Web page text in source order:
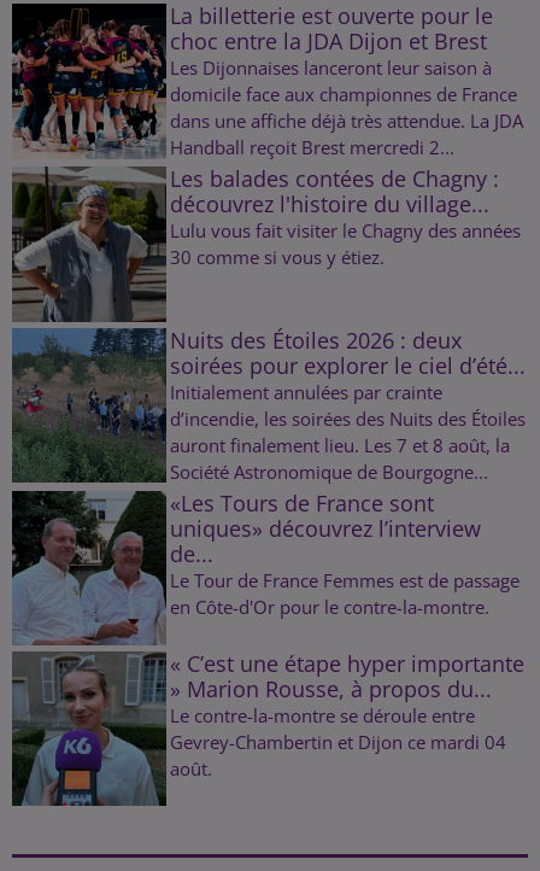
La billetterie est ouverte pour le
choc entre la JDA Dijon et Brest
Les Dijonnaises lanceront leur saison à
domicile face aux championnes de France
dans une affiche déjà très attendue. La JDA
Handball reçoit Brest mercredi 2...
Les balades contées de Chagny :
découvrez l'histoire du village...
Lulu vous fait visiter le Chagny des années
30 comme si vous y étiez.
Nuits des Étoiles 2026 : deux
soirées pour explorer le ciel d’été...
Initialement annulées par crainte
d’incendie, les soirées des Nuits des Étoiles
auront finalement lieu. Les 7 et 8 août, la
Société Astronomique de Bourgogne...
«Les Tours de France sont
uniques» découvrez l’interview
de...
Le Tour de France Femmes est de passage
en Côte-d'Or pour le contre-la-montre.
« C’est une étape hyper importante
» Marion Rousse, à propos du...
Le contre-la-montre se déroule entre
Gevrey-Chambertin et Dijon ce mardi 04
août.